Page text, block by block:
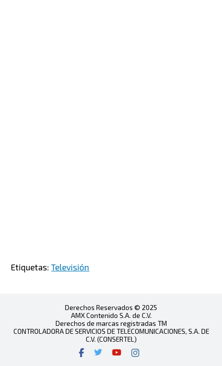
Etiquetas:Televisión
Derechos Reservados © 2025
AMX Contenido S.A. de C.V.
Derechos de marcas registradas TM
CONTROLADORA DE SERVICIOS DE TELECOMUNICACIONES, S.A. DE
C.V. (CONSERTEL)